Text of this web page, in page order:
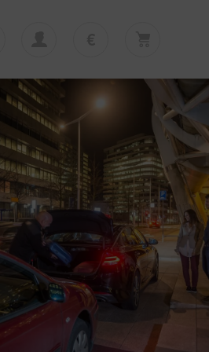
English
Polski
Deutsch
Italiano
Español
€
£
PLN
USD
primera excursión